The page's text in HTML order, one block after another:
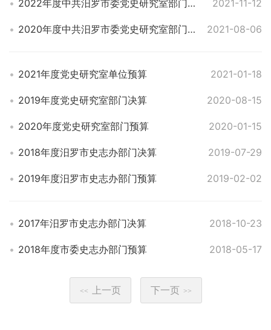
2022年度中共汨罗市委党史研究室部门预算 2021-11-12
2020年度中共汨罗市委党史研究室部门决算 2021-08-06
2021年度党史研究室单位预算 2021-01-18
2019年度党史研究室部门决算 2020-08-15
2020年度党史研究室部门预算 2020-01-15
2018年度汨罗市史志办部门决算 2019-07-29
2019年度汨罗市史志办部门预算 2019-02-02
2017年汨罗市史志办部门决算 2018-10-23
2018年度市委史志办部门预算 2018-05-17
<< 上一页 下一页 >>